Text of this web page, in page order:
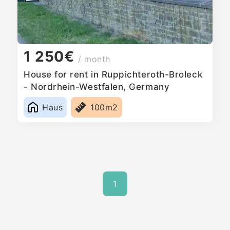
1 250€ / month
House for rent in Ruppichteroth-Broleck
- Nordrhein-Westfalen, Germany
Haus
100m2
1